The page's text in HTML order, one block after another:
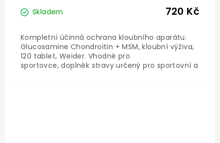
Skladem 720 Kč
Kompletní účinná ochrana kloubního aparátu.
Glucosamine Chondroitin + MSM, kloubní výživa,
120 tablet, Weider . Vhodné pro
sportovce, doplněk stravy určený pro sportovní a